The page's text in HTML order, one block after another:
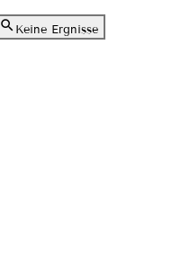
Keine Ergnisse